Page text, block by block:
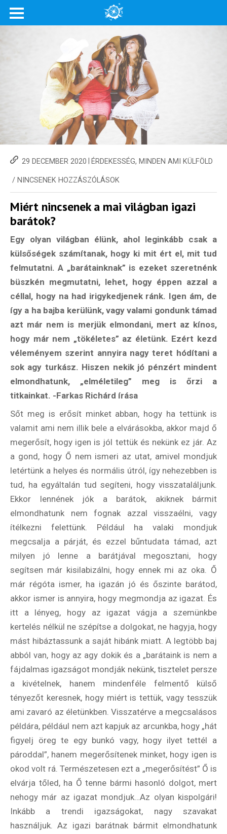
29 DECEMBER 2020 ÉRDEKESSÉG, MINDEN AMI KÜLFÖLD
/ NINCSENEK HOZZÁSZÓLÁSOK
Miért nincsenek a mai világban igazi
barátok?
Egy olyan világban élünk, ahol leginkább csak a
külsőségek számítanak, hogy ki mit ért el, mit tud
felmutatni. A „barátainknak” is ezeket szeretnénk
büszkén megmutatni, lehet, hogy éppen azzal a
céllal, hogy na had irigykedjenek ránk. Igen ám, de
így a ha bajba kerülünk, vagy valami gondunk támad
azt már nem is merjük elmondani, mert az kínos,
hogy már nem „tökéletes” az életünk. Ezért kezd
véleményem szerint annyira nagy teret hódítani a
sok agy turkász. Hiszen nekik jó pénzért mindent
elmondhatunk, „elméletileg” meg is őrzi a
titkainkat. -Farkas Richárd írása
Sőt meg is erősít minket abban, hogy ha tettünk is
valamit ami nem illik bele a elvárásokba, akkor majd ő
megerősít, hogy igen is jól tettük és nekünk ez jár. Az
a gond, hogy Ő nem ismeri az utat, amivel mondjuk
letértünk a helyes és normális útról, így nehezebben is
tud, ha egyáltalán tud segíteni, hogy visszataláljunk.
Ekkor lennének jók a barátok, akiknek bármit
elmondhatunk nem fognak azzal visszaélni, vagy
ítélkezni felettünk. Például ha valaki mondjuk
megcsalja a párját, és ezzel bűntudata támad, azt
milyen jó lenne a barátjával megosztani, hogy
segítsen már kisilabizálni, hogy ennek mi az oka. Ő
már régóta ismer, ha igazán jó és őszinte barátod,
akkor ismer is annyira, hogy megmondja az igazat. És
itt a lényeg, hogy az igazat vágja a szemünkbe
kertelés nélkül ne szépítse a dolgokat, ne hagyja, hogy
mást hibáztassunk a saját hibánk miatt. A legtöbb baj
abból van, hogy az agy dokik és a „barátaink is nem a
fájdalmas igazságot mondják nekünk, tisztelet persze
a kivételnek, hanem mindenféle felmentő külső
tényezőt keresnek, hogy miért is tettük, vagy tesszük
ami zavaró az életünkben. Visszatérve a megcsalásos
példára, például nem azt kapjuk az arcunkba, hogy „hát
figyelj öreg te egy bunkó vagy, hogy ilyet tettél a
pároddal”, hanem megerősítenek minket, hogy igen is
okod volt rá. Természetesen ezt a „megerősítést” Ő is
elvárja tőled, ha Ő tenne bármi hasonló dolgot, mert
nehogy már az igazat mondjuk…Az olyan kispolgári!
Inkább a trendi igazságokat, nagy szavakat
használjuk. Az igazi barátnak bármit elmondhatunk